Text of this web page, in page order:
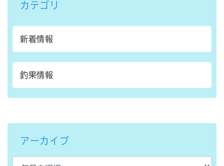
カテゴリ
新着情報
釣果情報
アーカイブ